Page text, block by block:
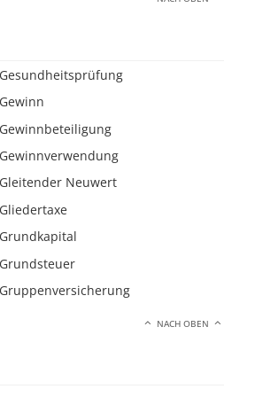
Gesundheitsprüfung
Gewinn
Gewinnbeteiligung
Gewinnverwendung
Gleitender Neuwert
Gliedertaxe
Grundkapital
Grundsteuer
Gruppenversicherung
NACH OBEN